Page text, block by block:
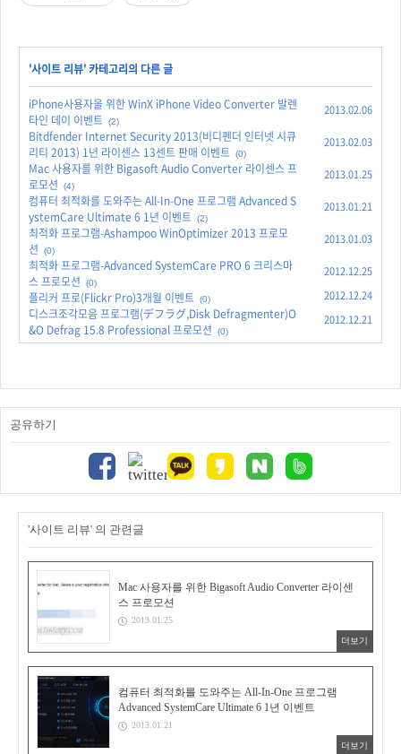
'사이트 리뷰' 카테고리의 다른 글
iPhone사용자을 위한 WinX iPhone Video Converter 발렌
타인 데이 이벤트 (2)
2013.02.06
Bitdfender Internet Security 2013(비디펜더 인터넷 시큐
리티 2013) 1년 라이센스 13센트 판매 이벤트 (0)
2013.02.03
Mac 사용자를 위한 Bigasoft Audio Converter 라이센스 프
로모션
(4)
2013.01.25
컴퓨터 최적화를 도와주는 All-In-One 프로그램 Advanced S
ystemCare Ultimate 6 1년 이벤트 (2)
2013.01.21
최적화 프로그램-Ashampoo WinOptimizer 2013 프로모
션
(0)
2013.01.03
최적화 프로그램-Advanced SystemCare PRO 6 크리스마
스 프로모션
(0)
2012.12.25
플리커 프로(Flickr Pro)3개월 이벤트 (0) 2012.12.24
디스크조각모음 프로그램(デフラグ,Disk Defragmenter)O
&O Defrag 15.8 Professional 프로모션
(0)
2012.12.21
공유하기
'사이트 리뷰' 의 관련글
Mac 사용자를 위한 Bigasoft Audio Converter 라이센
스 프로모션
2013.01.25
더보기
컴퓨터 최적화를 도와주는 All-In-One 프로그램
Advanced SystemCare Ultimate 6 1년 이벤트
2013.01.21
더보기